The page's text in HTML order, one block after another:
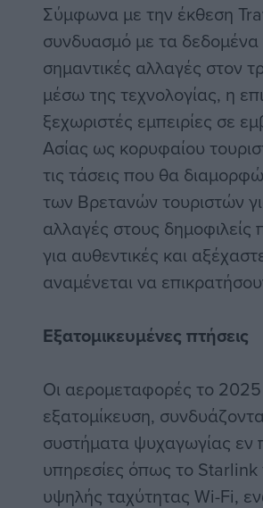
Σύμφωνα με την έκθεση
συνδυασμό με τα
σημαντικές αλλαγές στον
μέσω της τεχνολογίας, η
ξεχωριστές εμπειρίες σε
Ασίας ως κορυφαίου
τις τάσεις που θα
των Βρετανών τουριστών
αλλαγές στους
για αυθεντικές και
αναμένεται να
Εξατομικευμένες πτήσεις
Οι αερομεταφορές το
εξατομίκευση,
συστήματα ψυχαγωγίας εν
υπηρεσίες όπως το
υψηλής ταχύτητας Wi-Fi,